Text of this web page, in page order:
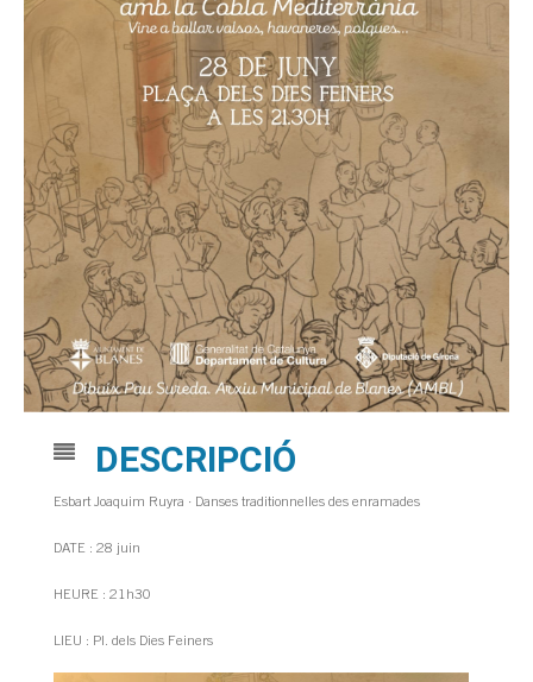
DESCRIPCIÓ
Esbart Joaquim Ruyra · Danses traditionnelles des enramades
DATE : 28 juin
HEURE : 21h30
LIEU : Pl. dels Dies Feiners